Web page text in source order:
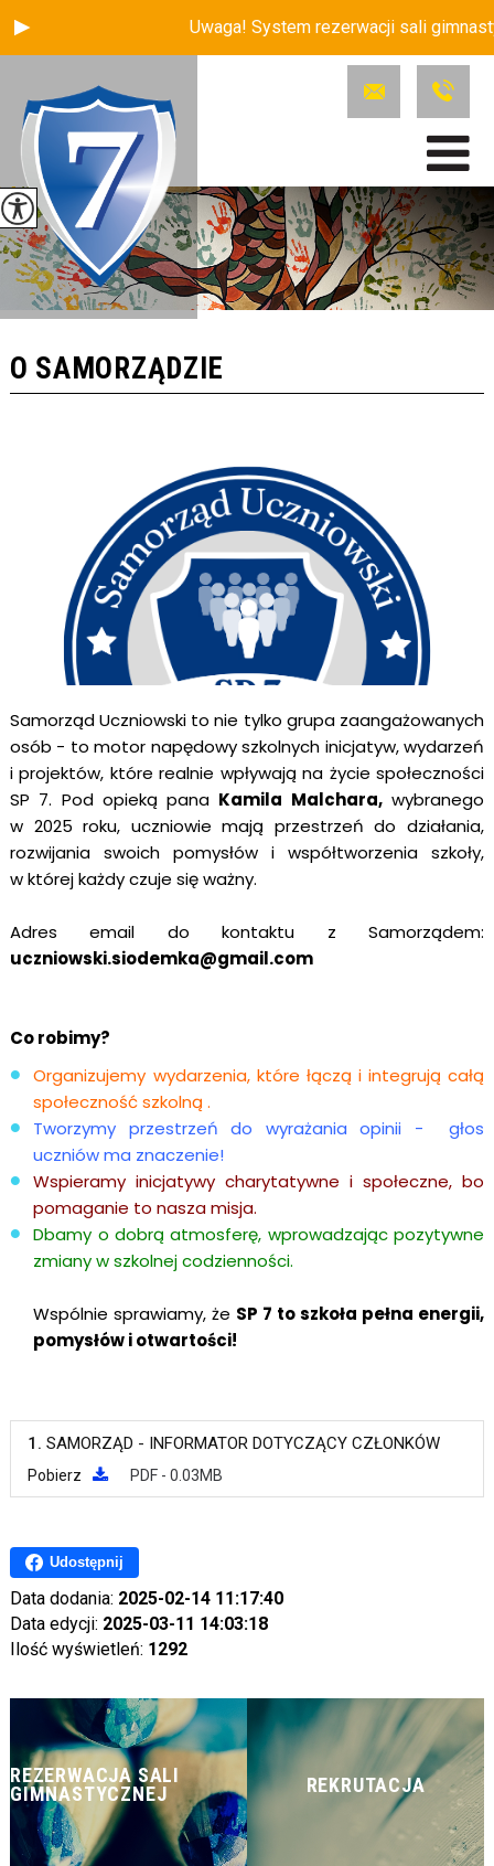
Uwaga! System rezerwacji sali
O SAMORZĄDZIE
Samorząd Uczniowski to nie tylko grupa zaangażowanych
osób - to motor napędowy szkolnych inicjatyw, wydarzeń
i projektów, które realnie wpływają na życie społeczności
SP 7. Pod opieką pana Kamila Malchara,wybranego
w 2025 roku, uczniowie mają przestrzeń do działania,
rozwijania swoich pomysłów i współtworzenia szkoły,
w której każdy czuje się ważny.
Adres email do kontaktu z Samorządem:
uczniowski.siodemka@gmail.com
Co robimy?
Organizujemy wydarzenia, które łączą i integrują całą
społeczność szkolną .
Tworzymy przestrzeń do wyrażania opinii - głos
uczniów ma znaczenie!
Wspieramy inicjatywy charytatywne i społeczne, bo
pomaganie to nasza misja.
Dbamy o dobrą atmosferę, wprowadzając pozytywne
zmiany w szkolnej codzienności.
Wspólnie sprawiamy, że SP 7 to szkoła pełna energii,
pomysłów i otwartości!
1. SAMORZĄD - INFORMATOR DOTYCZĄCY CZŁONKÓW
Pobierz PDF - 0.03MB
Udostępnij
Data dodania: 2025-02-14 11:17:40
Data edycji: 2025-03-11 14:03:18
Ilość wyświetleń: 1292
REZERWACJA SALI
GIMNASTYCZNEJ
REKRUTACJA